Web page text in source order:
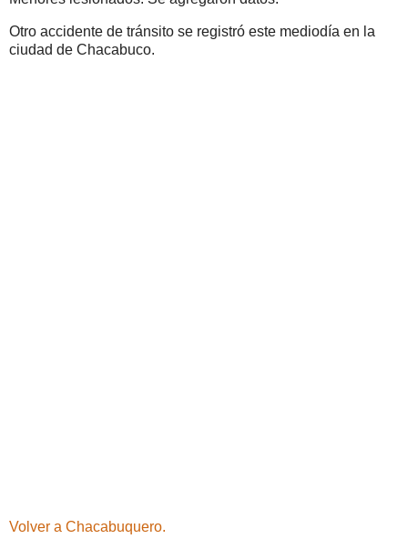
Otro accidente de tránsito se registró este mediodía en la
ciudad de Chacabuco.
Volver a Chacabuquero.